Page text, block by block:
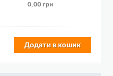
0,00 грн
Додати в кошик